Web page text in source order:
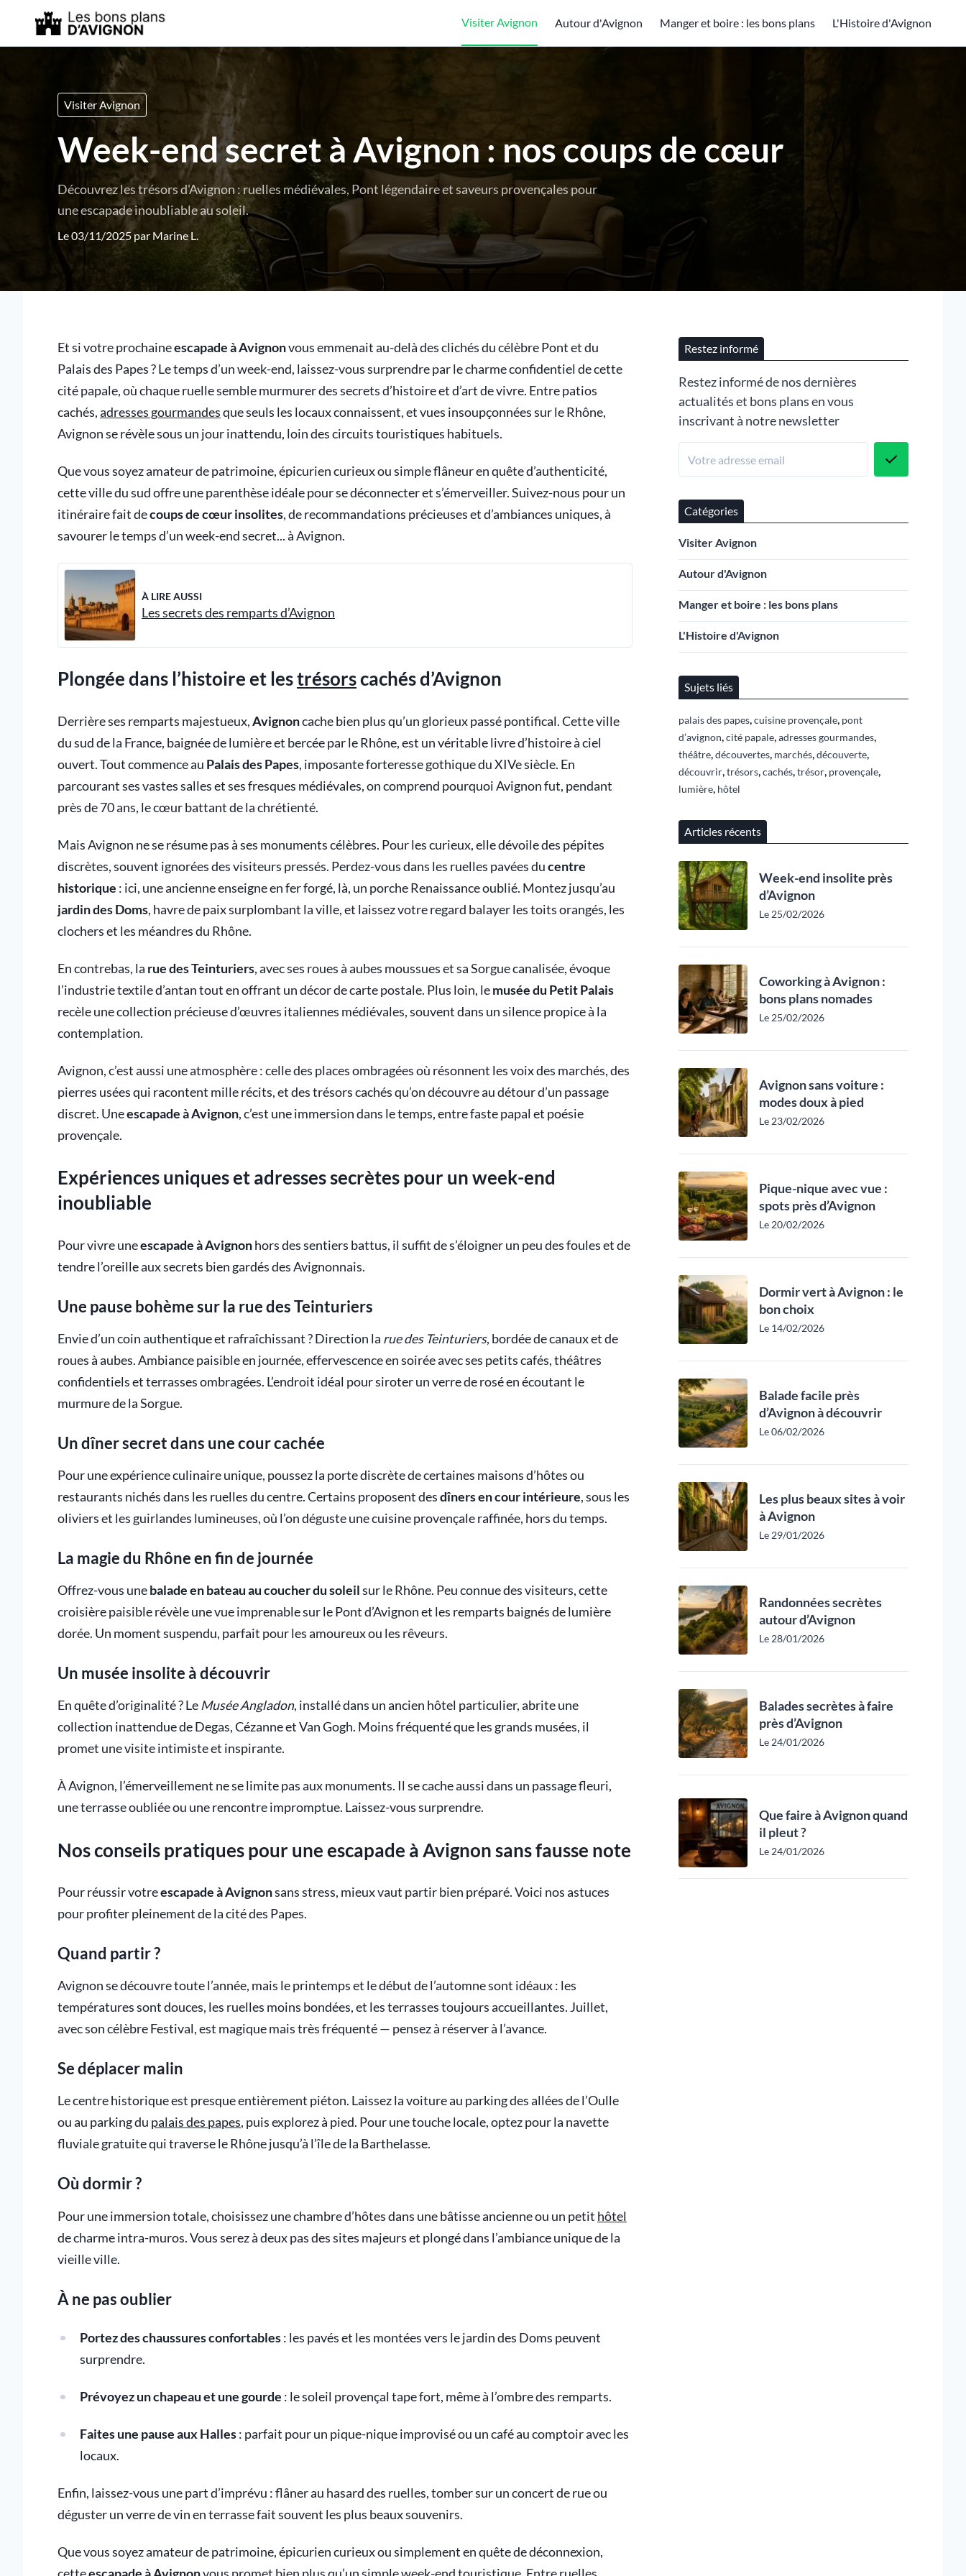
Visiter Avignon Autour d'Avignon Manger et boire : les bons plans L'Histoire d'Avignon
Visiter Avignon
Week-end secret à Avignon : nos coups de cœur
Découvrez les trésors d'Avignon : ruelles médiévales, Pont légendaire et saveurs provençales pour
une escapade inoubliable au soleil.
Le 03/11/2025 par Marine L.
Et si votre prochaineescapade à Avignonvous emmenait au-delà des clichés du célèbre Pont et du
Palais des Papes ? Le temps d’un week-end, laissez-vous surprendre par le charme confidentiel de cette
cité papale, où chaque ruelle semble murmurer des secrets d’histoire et d’art de vivre. Entre patios
cachés,adresses gourmandesque seuls les locaux connaissent, et vues insoupçonnées sur le Rhône,
Avignon se révèle sous un jour inattendu, loin des circuits touristiques habituels.
Que vous soyez amateur de patrimoine, épicurien curieux ou simple flâneur en quête d’authenticité,
cette ville du sud offre une parenthèse idéale pour se déconnecter et s’émerveiller. Suivez-nous pour un
itinéraire fait decoups de cœur insolites, de recommandations précieuses et d’ambiances uniques, à
savourer le temps d’un week-end secret... à Avignon.
À LIRE AUSSI
Les secrets des remparts d’Avignon
Plongée dans l’histoire et lestrésorscachés d’Avignon
Derrière ses remparts majestueux,Avignoncache bien plus qu’un glorieux passé pontifical. Cette ville
du sud de la France, baignée de lumière et bercée par le Rhône, est un véritable livre d’histoire à ciel
ouvert. Tout commence au Palais des Papes, imposante forteresse gothique du XIVe siècle. En
parcourant ses vastes salles et ses fresques médiévales, on comprend pourquoi Avignon fut, pendant
près de 70 ans, le cœur battant de la chrétienté.
Mais Avignon ne se résume pas à ses monuments célèbres. Pour les curieux, elle dévoile des pépites
discrètes, souvent ignorées des visiteurs pressés. Perdez-vous dans les ruelles pavées ducentre
historique : ici, une ancienne enseigne en fer forgé, là, un porche Renaissance oublié. Montez jusqu’au
jardin des Doms, havre de paix surplombant la ville, et laissez votre regard balayer les toits orangés, les
clochers et les méandres du Rhône.
En contrebas, la rue des Teinturiers, avec ses roues à aubes moussues et sa Sorgue canalisée, évoque
l’industrie textile d’antan tout en offrant un décor de carte postale. Plus loin, lemusée du Petit Palais
recèle une collection précieuse d’œuvres italiennes médiévales, souvent dans un silence propice à la
contemplation.
Avignon, c’est aussi une atmosphère : celle des places ombragées où résonnent les voix des marchés, des
pierres usées qui racontent mille récits, et des trésors cachés qu’on découvre au détour d’un passage
discret. Uneescapade à Avignon, c’est une immersion dans le temps, entre faste papal et poésie
provençale.
Expériences uniques et adresses secrètes pour un week-end
inoubliable
Pour vivre uneescapade à Avignonhors des sentiers battus, il suffit de s’éloigner un peu des foules et de
tendre l’oreille aux secrets bien gardés des Avignonnais.
Une pause bohème sur la rue des Teinturiers
Envie d’un coin authentique et rafraîchissant ? Direction la rue des Teinturiers, bordée de canaux et de
roues à aubes. Ambiance paisible en journée, effervescence en soirée avec ses petits cafés, théâtres
confidentiels et terrasses ombragées. L’endroit idéal pour siroter un verre de rosé en écoutant le
murmure de la Sorgue.
Un dîner secret dans une cour cachée
Pour une expérience culinaire unique, poussez la porte discrète de certaines maisons d’hôtes ou
restaurants nichés dans les ruelles du centre. Certains proposent desdîners en cour intérieure, sous les
oliviers et les guirlandes lumineuses, où l’on déguste une cuisine provençale raffinée, hors du temps.
La magie du Rhône en fin de journée
Offrez-vous unebalade en bateau au coucher du soleilsur le Rhône. Peu connue des visiteurs, cette
croisière paisible révèle une vue imprenable sur le Pont d’Avignon et les remparts baignés de lumière
dorée. Un moment suspendu, parfait pour les amoureux ou les rêveurs.
Un musée insolite à découvrir
En quête d’originalité ? LeMusée Angladon, installé dans un ancien hôtel particulier, abrite une
collection inattendue de Degas, Cézanne et Van Gogh. Moins fréquenté que les grands musées, il
promet une visite intimiste et inspirante.
À Avignon, l’émerveillement ne se limite pas aux monuments. Il se cache aussi dans un passage fleuri,
une terrasse oubliée ou une rencontre impromptue. Laissez-vous surprendre.
Nos conseils pratiques pour une escapade à Avignon sans fausse note
Pour réussir votreescapade à Avignonsans stress, mieux vaut partir bien préparé. Voici nos astuces
pour profiter pleinement de la cité des Papes.
Quand partir ?
Avignon se découvre toute l’année, mais le printemps et le début de l’automne sont idéaux : les
températures sont douces, les ruelles moins bondées, et les terrasses toujours accueillantes. Juillet,
avec son célèbre Festival, est magique mais très fréquenté — pensez à réserver à l’avance.
Se déplacer malin
Le centre historique est presque entièrement piéton. Laissez la voiture au parking des allées de l’Oulle
ou au parking du palais des papes, puis explorez à pied. Pour une touche locale, optez pour la navette
fluviale gratuite qui traverse le Rhône jusqu’à l’île de la Barthelasse.
Où dormir ?
Pour une immersion totale, choisissez une chambre d’hôtes dans une bâtisse ancienne ou un petit hôtel
de charme intra-muros. Vous serez à deux pas des sites majeurs et plongé dans l’ambiance unique de la
vieille ville.
À ne pas oublier
Portez des chaussures confortables: les pavés et les montées vers le jardin des Doms peuvent
surprendre.
Prévoyez un chapeau et une gourde : le soleil provençal tape fort, même à l’ombre des remparts.
Faites une pause aux Halles: parfait pour un pique-nique improvisé ou un café au comptoir avec les
locaux.
Enfin, laissez-vous une part d’imprévu : flâner au hasard des ruelles, tomber sur un concert de rue ou
déguster un verre de vin en terrasse fait souvent les plus beaux souvenirs.
Que vous soyez amateur de patrimoine, épicurien curieux ou simplement en quête de déconnexion,
Restez informé
Restez informé de nos dernières
actualités et bons plans en vous
inscrivant à notre newsletter
Catégories
Visiter Avignon
Autour d'Avignon
Manger et boire : les bons plans
L'Histoire d'Avignon
Sujets liés
palais des papes,cuisine provençale, pont
d’avignon,cité papale,adresses gourmandes,
théâtre,découvertes, marchés,découverte,
découvrir,trésors,cachés,trésor, provençale,
lumière, hôtel
Articles récents
Week-end insolite près
d’Avignon
Le 25/02/2026
Coworking à Avignon :
bons plans nomades
Le 25/02/2026
Avignon sans voiture :
modes doux à pied
Le 23/02/2026
Pique-nique avec vue :
spots près d’Avignon
Le 20/02/2026
Dormir vert à Avignon : le
bon choix
Le 14/02/2026
Balade facile près
d’Avignon à découvrir
Le 06/02/2026
Les plus beaux sites à voir
à Avignon
Le 29/01/2026
Randonnées secrètes
autour d’Avignon
Le 28/01/2026
Balades secrètes à faire
près d’Avignon
Le 24/01/2026
Que faire à Avignon quand
il pleut ?
Le 24/01/2026